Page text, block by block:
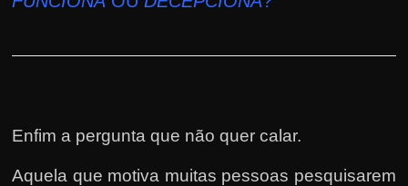
Enfim a pergunta que não quer calar.
Aquela que motiva muitas pessoas pesquisarem